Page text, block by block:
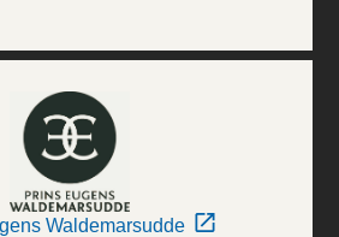
Waldemarsudde